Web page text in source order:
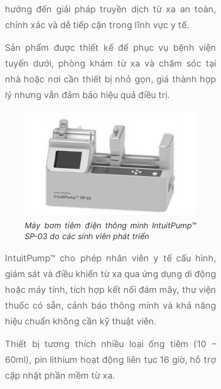
hướng đến giải pháp truyền dịch từ xa an toàn,
chính xác và dễ tiếp cận trong lĩnh vực y tế.
Sản phẩm được thiết kế để phục vụ bệnh viện
tuyến dưới, phòng khám từ xa và chăm sóc tại
nhà hoặc nơi cần thiết bị nhỏ gọn, giá thành hợp
lý nhưng vẫn đảm bảo hiệu quả điều trị.
Máy bơm tiêm điện thông minh IntuitPump™
SP-03 do các sinh viên phát triển
IntuitPump™ cho phép nhân viên y tế cấu hình,
giám sát và điều khiển từ xa qua ứng dụng di động
hoặc máy tính, tích hợp kết nối đám mây, thư viện
thuốc có sẵn, cảnh báo thông minh và khả năng
hiệu chuẩn không cần kỹ thuật viên.
Thiết bị tương thích nhiều loại ống tiêm (10 –
60ml), pin lithium hoạt động liên tục 16 giờ, hỗ trợ
cập nhật phần mềm từ xa.